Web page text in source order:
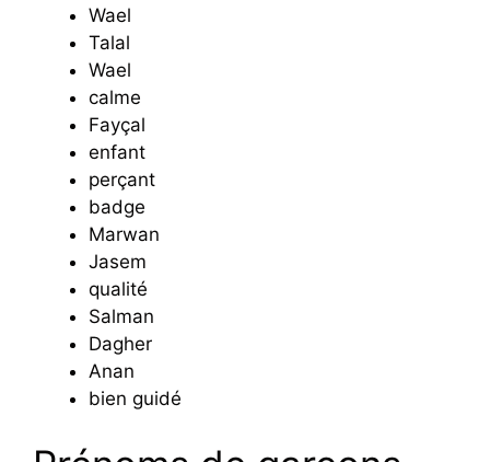
Wael
Talal
Wael
calme
Fayçal
enfant
perçant
badge
Marwan
Jasem
qualité
Salman
Dagher
Anan
bien guidé